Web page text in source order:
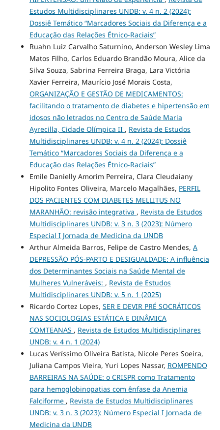
Estudos Multidisciplinares UNDB: v. 4 n. 2 (2024):
Dossiê Temático “Marcadores Sociais da Diferença e a
Educação das Relações Étnico-Raciais”
Ruahn Luiz Carvalho Saturnino, Anderson Wesley Lima
Matos Filho, Carlos Eduardo Brandão Moura, Alice da
Silva Souza, Sabrina Ferreira Braga, Lara Victória
Xavier Ferreira, Maurício José Morais Costa,
ORGANIZAÇÃO E GESTÃO DE MEDICAMENTOS:
facilitando o tratamento de diabetes e hipertensão em
idosos não letrados no Centro de Saúde Maria
Ayrecilla, Cidade Olímpica II , Revista de Estudos
Multidisciplinares UNDB: v. 4 n. 2 (2024): Dossiê
Temático “Marcadores Sociais da Diferença e a
Educação das Relações Étnico-Raciais”
Emile Danielly Amorim Perreira, Clara Cleudaiany
Hipolito Fontes Oliveira, Marcelo Magalhães, PERFIL
DOS PACIENTES COM DIABETES MELLITUS NO
MARANHÃO: revisão integrativa , Revista de Estudos
Multidisciplinares UNDB: v. 3 n. 3 (2023): Número
Especial I Jornada de Medicina da UNDB
Arthur Almeida Barros, Felipe de Castro Mendes, A
DEPRESSÃO PÓS-PARTO E DESIGUALDADE: A influência
dos Determinantes Sociais na Saúde Mental de
Mulheres Vulneráveis: , Revista de Estudos
Multidisciplinares UNDB: v. 5 n. 1 (2025)
Ricardo Cortez Lopes, SER E DEVIR PRÉ SOCRÁTICOS
NAS SOCIOLOGIAS ESTÁTICA E DINÂMICA
COMTEANAS , Revista de Estudos Multidisciplinares
UNDB: v. 4 n. 1 (2024)
Lucas Veríssimo Oliveira Batista, Nicole Peres Soeira,
Juliana Campos Vieira, Yuri Lopes Nassar, ROMPENDO
BARREIRAS NA SAÚDE: o CRISPR como Tratamento
para hemoglobinopatias com ênfase da Anemia
Falciforme , Revista de Estudos Multidisciplinares
UNDB: v. 3 n. 3 (2023): Número Especial I Jornada de
Medicina da UNDB